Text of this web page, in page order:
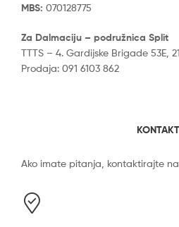
MBS: 070128775
Za Dalmaciju – podružnica Split
TTTS – 4. Gardijske Brigade 53E,
Prodaja: 091 6103 862
KONTAKT
Ako imate pitanja, kontaktirajte